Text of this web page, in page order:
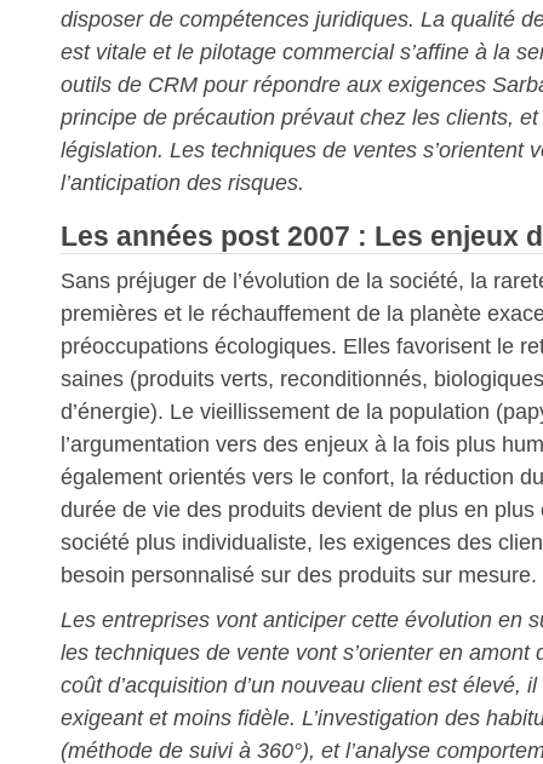
disposer de compétences juridiques. La qualité
est vitale et le pilotage commercial s’affine à la
outils de CRM pour répondre aux exigences
principe de précaution prévaut chez les clients,
législation. Les techniques de ventes s’orientent
l’anticipation des risques.
Les années post 2007 : Les enjeux
Sans préjuger de l’évolution de la société, la
premières et le réchauffement de la planète
préoccupations écologiques. Elles favorisent le
saines (produits verts, reconditionnés,
d’énergie). Le vieillissement de la population
l’argumentation vers des enjeux à la fois plus
également orientés vers le confort, la réduction
durée de vie des produits devient de plus en
société plus individualiste, les exigences des
besoin personnalisé sur des produits sur mesure.
Les entreprises vont anticiper cette évolution en
les techniques de vente vont s’orienter en amont
coût d’acquisition d’un nouveau client est élevé,
exigeant et moins fidèle. L’investigation des
(méthode de suivi à 360°), et l’analyse